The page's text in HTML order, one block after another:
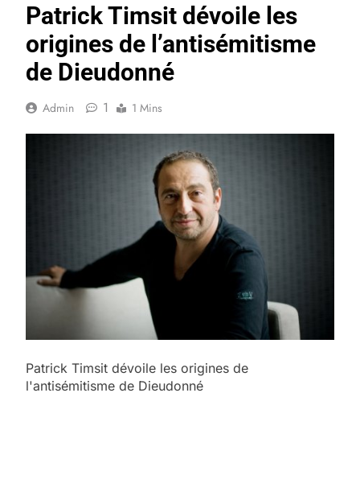
Patrick Timsit dévoile les
origines de l’antisémitisme
de Dieudonné
Admin 1 1 Mins
Patrick Timsit dévoile les origines de
l'antisémitisme de Dieudonné